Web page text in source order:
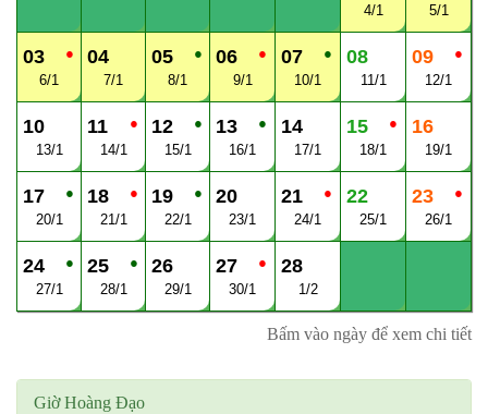
4/1 5/1
●
03
6/1
04
7/1
●
05
8/1
●
06
9/1
●
07
10/1
08
11/1
●
09
12/1
10
13/1
●
11
14/1
●
12
15/1
●
13
16/1
14
17/1
●
15
18/1
16
19/1
●
17
20/1
●
18
21/1
●
19
22/1
20
23/1
●
21
24/1
22
25/1
●
23
26/1
●
24
27/1
●
25
28/1
26
29/1
●
27
30/1
28
1/2
Bấm vào ngày để xem chi tiết
Giờ Hoàng Đạo